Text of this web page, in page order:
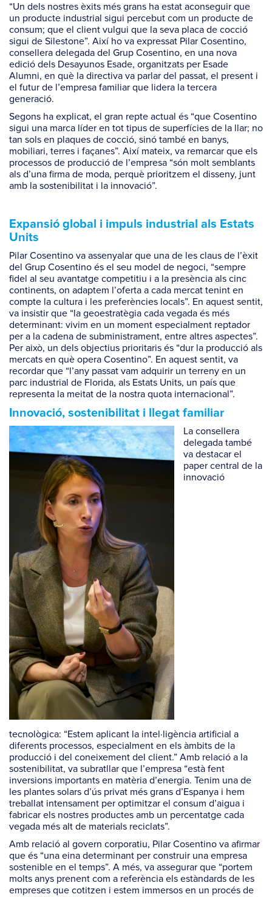
“Un dels nostres èxits més grans ha estat aconseguir que
un producte industrial sigui percebut com un producte de
consum; que el client vulgui que la seva placa de cocció
sigui de Silestone”. Així ho va expressat Pilar Cosentino,
consellera delegada del Grup Cosentino, en una nova
edició dels Desayunos Esade, organitzats per Esade
Alumni, en què la directiva va parlar del passat, el present i
el futur de l’empresa familiar que lidera la tercera
generació.
Segons ha explicat, el gran repte actual és “que Cosentino
sigui una marca líder en tot tipus de superfícies de la llar; no
tan sols en plaques de cocció, sinó també en banys,
mobiliari, terres i façanes”. Així mateix, va remarcar que els
processos de producció de l’empresa “són molt semblants
als d’una firma de moda, perquè prioritzem el disseny, junt
amb la sostenibilitat i la innovació”.
Expansió global i impuls industrial als Estats
Units
Pilar Cosentino va assenyalar que una de les claus de l’èxit
del Grup Cosentino és el seu model de negoci, “sempre
fidel al seu avantatge competitiu i a la presència als cinc
continents, on adaptem l’oferta a cada mercat tenint en
compte la cultura i les preferències locals”. En aquest sentit,
va insistir que “la geoestratègia cada vegada és més
determinant: vivim en un moment especialment reptador
per a la cadena de subministrament, entre altres aspectes”.
Per això, un dels objectius prioritaris és “dur la producció als
mercats en què opera Cosentino”. En aquest sentit, va
recordar que “l’any passat vam adquirir un terreny en un
parc industrial de Florida, als Estats Units, un país que
representa la meitat de la nostra quota internacional”.
Innovació, sostenibilitat i llegat familiar
La consellera
delegada també
va destacar el
paper central de la
innovació
tecnològica: “Estem aplicant la intel·ligència artificial a
diferents processos, especialment en els àmbits de la
producció i del coneixement del client.” Amb relació a la
sostenibilitat, va subratllar que l’empresa “està fent
inversions importants en matèria d’energia. Tenim una de
les plantes solars d’ús privat més grans d’Espanya i hem
treballat intensament per optimitzar el consum d’aigua i
fabricar els nostres productes amb un percentatge cada
vegada més alt de materials reciclats”.
Amb relació al govern corporatiu, Pilar Cosentino va afirmar
que és “una eina determinant per construir una empresa
sostenible en el temps”. A més, va assegurar que “portem
molts anys prenent com a referència els estàndards de les
empreses que cotitzen i estem immersos en un procés de